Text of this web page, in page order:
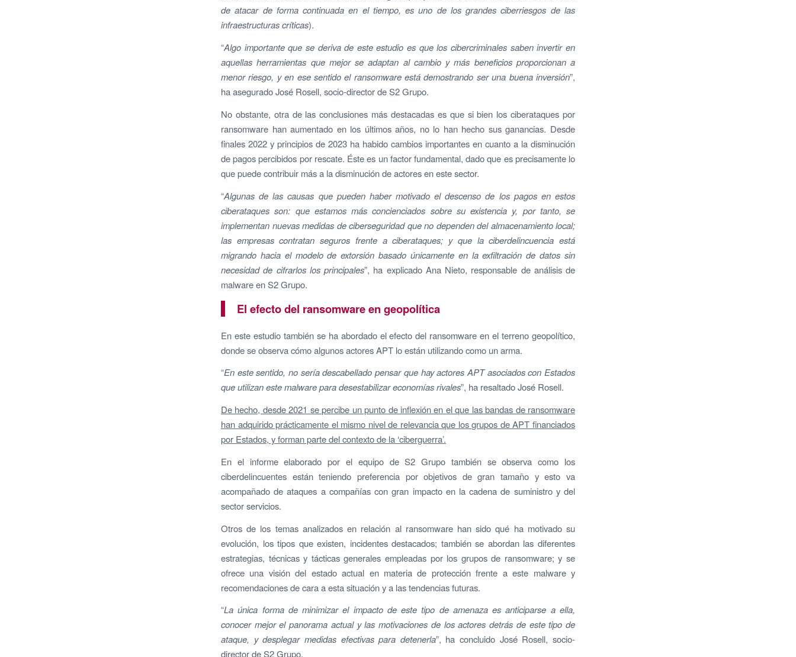
de atacar de forma continuada en el tiempo, es uno de los grandes ciberriesgos de las
infraestructuras críticas).
“Algo importante que se deriva de este estudio es que los cibercriminales saben invertir en
aquellas herramientas que mejor se adaptan al cambio y más beneficios proporcionan a
menor riesgo, y en ese sentido el ransomware está demostrando ser una buena inversión”,
ha asegurado José Rosell, socio-director de S2 Grupo.
No obstante, otra de las conclusiones más destacadas es que si bien los ciberataques por
ransomware han aumentado en los últimos años, no lo han hecho sus ganancias. Desde
finales 2022 y principios de 2023 ha habido cambios importantes en cuanto a la disminución
de pagos percibidos por rescate. Éste es un factor fundamental, dado que es precisamente lo
que puede contribuir más a la disminución de actores en este sector.
“Algunas de las causas que pueden haber motivado el descenso de los pagos en estos
ciberataques son: que estamos más concienciados sobre su existencia y, por tanto, se
implementan nuevas medidas de ciberseguridad que no dependen del almacenamiento local;
las empresas contratan seguros frente a ciberataques; y que la ciberdelincuencia está
migrando hacia el modelo de extorsión basado únicamente en la exfiltración de datos sin
necesidad de cifrarlos los principales”, ha explicado Ana Nieto, responsable de análisis de
malware en S2 Grupo.
El efecto del ransomware en geopolítica
En este estudio también se ha abordado el efecto del ransomware en el terreno geopolítico,
donde se observa cómo algunos actores APT lo están utilizando como un arma.
“En este sentido, no sería descabellado pensar que hay actores APT asociados con Estados
que utilizan este malware para desestabilizar economías rivales”, ha resaltado José Rosell.
De hecho, desde 2021 se percibe un punto de inflexión en el que las bandas de ransomware
han adquirido prácticamente el mismo nivel de relevancia que los grupos de APT financiados
por Estados, y forman parte del contexto de la ‘ciberguerra’.
En el informe elaborado por el equipo de S2 Grupo también se observa como los
ciberdelincuentes están teniendo preferencia por objetivos de gran tamaño y esto va
acompañado de ataques a compañías con gran impacto en la cadena de suministro y del
sector servicios.
Otros de los temas analizados en relación al ransomware han sido qué ha motivado su
evolución, los tipos que existen, incidentes destacados; también se abordan las diferentes
estrategias, técnicas y tácticas generales empleadas por los grupos de ransomware; y se
ofrece una visión del estado actual en materia de protección frente a este malware y
recomendaciones de cara a esta situación y a las tendencias futuras.
“La única forma de minimizar el impacto de este tipo de amenaza es anticiparse a ella,
conocer mejor el panorama actual y las motivaciones de los actores detrás de este tipo de
ataque, y desplegar medidas efectivas para detenerla”, ha concluido José Rosell, socio-
director de S2 Grupo.